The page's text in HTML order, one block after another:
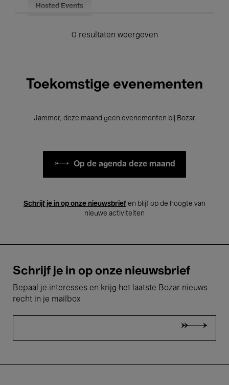
Hosted Events
0 resultaten weergeven
Toekomstige evenementen
Jammer, deze maand geen evenementen bij Bozar
Op de agenda deze maand
Schrijf je in op onze nieuwsbrief en blijf op de hoogte van
nieuwe activiteiten
Schrijf je in op onze nieuwsbrief
Bepaal je interesses en krijg het laatste Bozar nieuws
recht in je mailbox